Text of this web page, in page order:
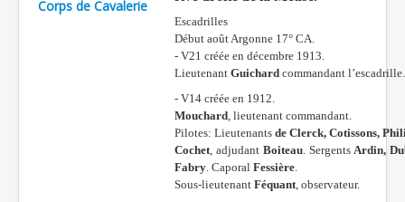
Batailles
Corps de Cavalerie
Escadrilles
Début août Argonne 17° CA.
- V21 créée en décembre 1913.
Lieutenant Guichard commandant l’escadrille.
- V14 créée en 1912.
Mouchard, lieutenant commandant.
Pilotes: Lieutenants de Clerck, Cotissons,
Cochet, adjudantBoiteau. Sergents Ardin,
Fabry. Caporal Fessière.
Sous-lieutenant Féquant, observateur.